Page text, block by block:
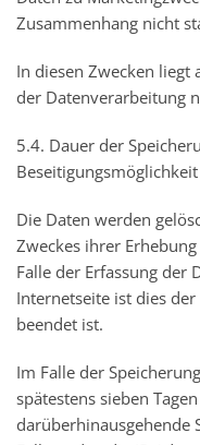
Zusammenhang nicht
In diesen Zwecken liegt
der Datenverarbeitung
5.4. Dauer der
Beseitigungsmöglichkeit
Die Daten werden
Zweckes ihrer
Falle der Erfassung der
Internetseite ist dies
beendet ist.
Im Falle der
spätestens sieben
darüberhinausgehende